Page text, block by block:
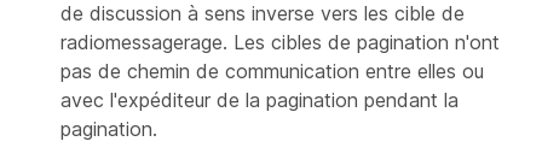
de discussion à sens inverse vers les cible de
radiomessagerage. Les cibles de pagination n'ont
pas de chemin de communication entre elles ou
avec l'expéditeur de la pagination pendant la
pagination.